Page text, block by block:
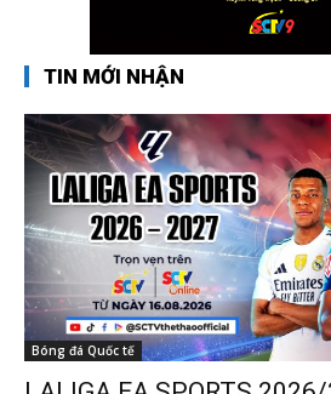
TIN MỚI NHẬN
Bóng đá Quốc tế